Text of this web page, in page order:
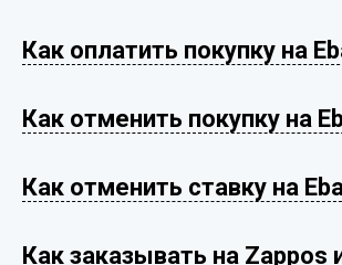
Как оплатить покупку на
Как отменить покупку на
Как отменить ставку на
Как заказывать на Zappos